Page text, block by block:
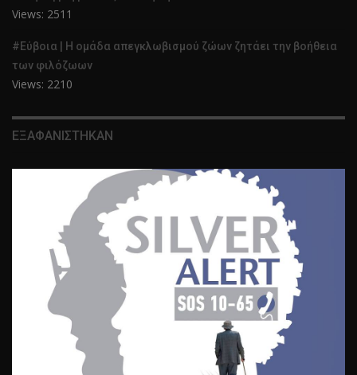
Views: 2511
#Εύβοια | Η ομάδα απεγκλωβισμού ζώων ζητάει την βοήθεια
των φιλόζωων
Views: 2210
ΕΞΑΦΑΝΙΣΤΗΚΑΝ